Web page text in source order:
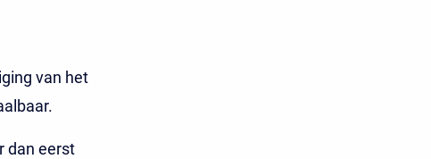
van het
dan eerst